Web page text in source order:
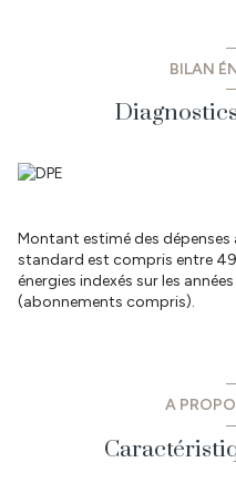
sont disponibles sur le site
- Legé est une commune en
scolaires pour les lycées aux
- Vous êtes à 30 min de
Mont, 20 min de Challans &
vous propose des biens à
Loire Atlantique et Nord Vendée.
- Retrouvez toutes nos
Martin, St Philbert de Gd Lieu.
- Pour plus de
BILAN
Montant estimé des dépenses
standard est compris entre
énergies indexés sur les
(abonnements compris).
A